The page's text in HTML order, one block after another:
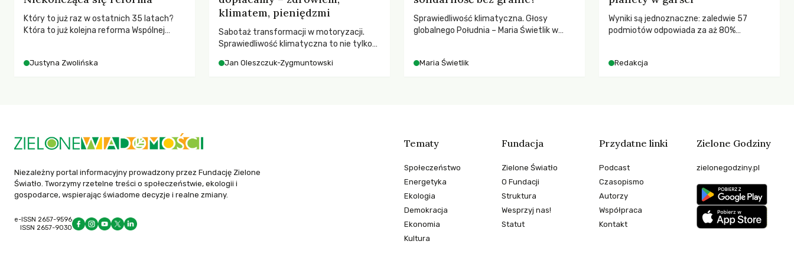
Który to już raz w ostatnich 35 latach?
Która to już kolejna reforma Wspólnej
społeczne?
Justyna Zwolińska
klimatem, pieniędzmi
Sabotaż transformacji w motoryzacji.
Sprawiedliwość klimatyczna to nie tylko
ponosi konsekwencje globalnego
Jan Oleszczuk-Zygmuntowski
Sprawiedliwość klimatyczna. Głosy
globalnego Południa – Maria Świetlik w
Maria Świetlik
Wyniki są jednoznaczne: zaledwie 57
podmiotów odpowiada za aż 80%
Redakcja
Niezależny portal informacyjny prowadzony przez Fundację Zielone
Światło. Tworzymy rzetelne treści o społeczeństwie, ekologii i
gospodarce, wspierając świadome decyzje i realne zmiany.
e-ISSN 2657-9596
ISSN 2657-9030
Tematy
Społeczeństwo
Energetyka
Ekologia
Demokracja
Ekonomia
Kultura
Fundacja
Zielone Światło
O Fundacji
Struktura
Wesprzyj nas!
Statut
Przydatne linki
Podcast
Czasopismo
Autorzy
Współpraca
Kontakt
Zielone Godziny
zielonegodziny.pl